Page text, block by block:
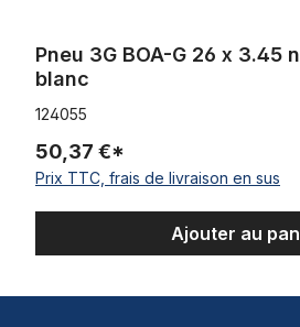
Pneu 3G BOA-G 26 x 3.45
blanc
124055
50,37 €*
Prix TTC, frais de livraison en sus
Ajouter au